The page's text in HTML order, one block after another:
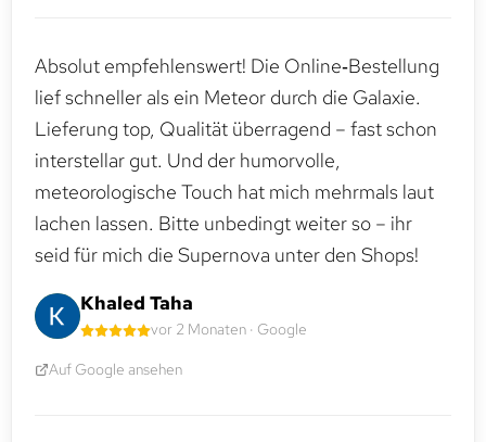
Absolut empfehlenswert! Die Online‑Bestellung
lief schneller als ein Meteor durch die Galaxie.
Lieferung top, Qualität überragend – fast schon
interstellar gut. Und der humorvolle,
meteorologische Touch hat mich mehrmals laut
lachen lassen. Bitte unbedingt weiter so – ihr
seid für mich die Supernova unter den Shops!
Khaled Taha
vor 2 Monaten · Google
Auf Google ansehen